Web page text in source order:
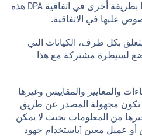
استخدامها ولكن لم يتم تعريفها بطريقة أخرى في اتفاقية DPA هذه
عليها في الاتفاقية.
بكل طرف، الكيانات التي
لسيطرة مشتركة مع هذا
والمعايير والمقاييس وغيرها
تكون مجهولة المصدر عن طريق
من المعلومات بحيث لا يمكن
أو عميل معين (باستخدام جهود